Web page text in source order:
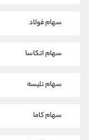
سهام فولاد
سهام اتکاسا
سهام تلیسه
سهام کاما